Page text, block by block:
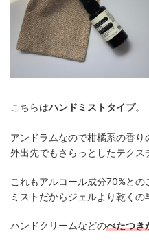
こちらはハンドミストタイプ。
アンドラムなので柑橘系の香
外出先でもさらっとしたテクス
これもアルコール成分70%との
ミストだからジェルより乾くの
ハンドクリームなどのべたつき